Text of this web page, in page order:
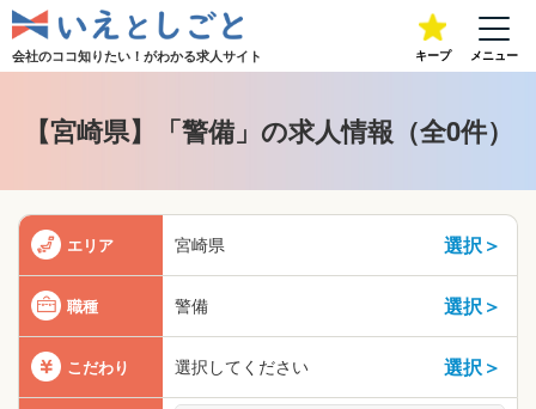
会社のココ知りたい！がわかる求人サイト キープ メニュー
【宮崎県】「警備」の求人情報（全0件）
エリア 宮崎県 選択＞
職種 警備 選択＞
こだわり 選択してください 選択＞